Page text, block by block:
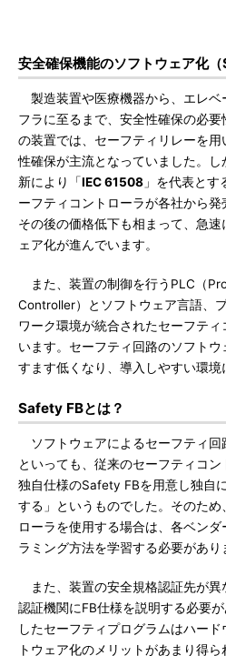
安全確保機能のソフトウェア化
製造装置や医療機器から、エレベ
フラに至るまで、安全性確保の必
の装置では、セーフティリレーを
性確保が主流となっていました。
新により「IEC 61508 」を代表と
ーフティコントローラが各社から発
その後の価格低下も相まって、急
ェア化が進んでいます。
また、装置の制御を行うPLC（
Controller）とソフトウェア言語、
ワーク環境が統合されたセーフテ
います。セーフティ回路のソフト
すます低くなり、導入しやすい環境
Safety FBとは？
ソフトウェアによるセーフティ回
といっても、従来のセーフティコ
独自仕様のSafety FBを用意し独自
する」というものでした。そのた
ローラを使用する場合は、各ベン
ラミング方法を学習する必要があり
また、装置の安全規格認証先が異
認証機関にFB仕様を説明する必要
したセーフティプログラムはハー
トウェア化のメリットがあまり得